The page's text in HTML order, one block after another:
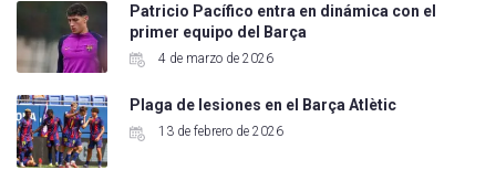
Patricio Pacífico entra en dinámica con el
primer equipo del Barça
4 de marzo de 2026
Plaga de lesiones en el Barça Atlètic
13 de febrero de 2026